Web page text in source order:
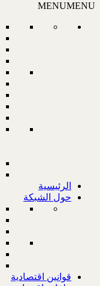
MENUMENU
الرئيسية
حول الشبكة
قوانين اقتصادية